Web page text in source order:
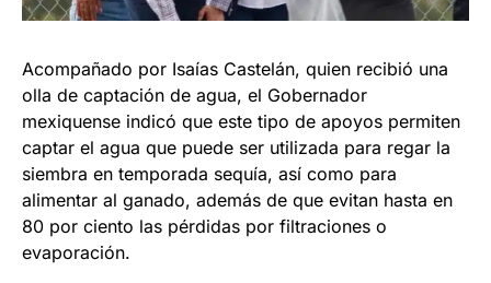
Acompañado por Isaías Castelán, quien recibió una
olla de captación de agua, el Gobernador
mexiquense indicó que este tipo de apoyos permiten
captar el agua que puede ser utilizada para regar la
siembra en temporada sequía, así como para
alimentar al ganado, además de que evitan hasta en
80 por ciento las pérdidas por filtraciones o
evaporación.